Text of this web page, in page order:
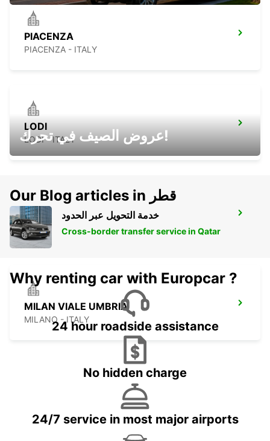
PIACENZA
PIACENZA - ITALY
LODI
LODI - ITALY
MILAN ASSAGO
ASSAGO - ITALY
MILAN VIALE UMBRIA
MILANO - ITALY
عروض الصيف في تحرك!
Our Blog articles in قطر
خدمة التحويل عبر الحدود
Cross-border transfer service in Qatar
Why renting car with Europcar ?
24 hour roadside assistance
No hidden charge
24/7 service in most major airports